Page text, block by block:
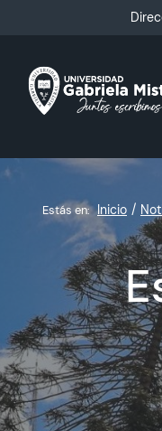
Estás en: Inicio